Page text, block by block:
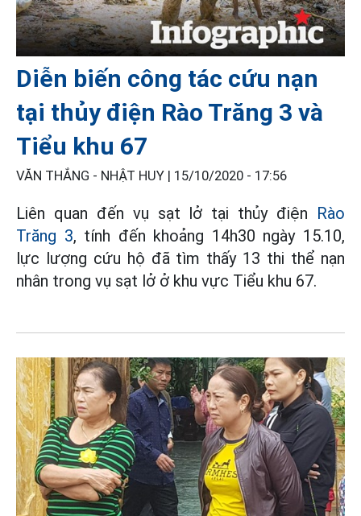
Diễn biến công tác cứu nạn
tại thủy điện Rào Trăng 3 và
Tiểu khu 67
VĂN THẮNG - NHẬT HUY | 15/10/2020 - 17:56
Liên quan đến vụ sạt lở tại thủy điện Rào
Trăng 3, tính đến khoảng 14h30 ngày 15.10,
lực lượng cứu hộ đã tìm thấy 13 thi thể nạn
nhân trong vụ sạt lở ở khu vực Tiểu khu 67.